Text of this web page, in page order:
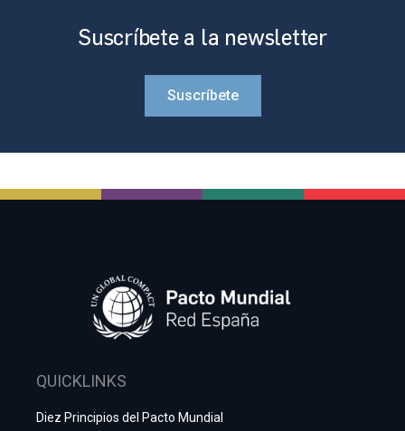
Suscríbete a la newsletter
Suscríbete
QUICKLINKS
Diez Principios del Pacto Mundial